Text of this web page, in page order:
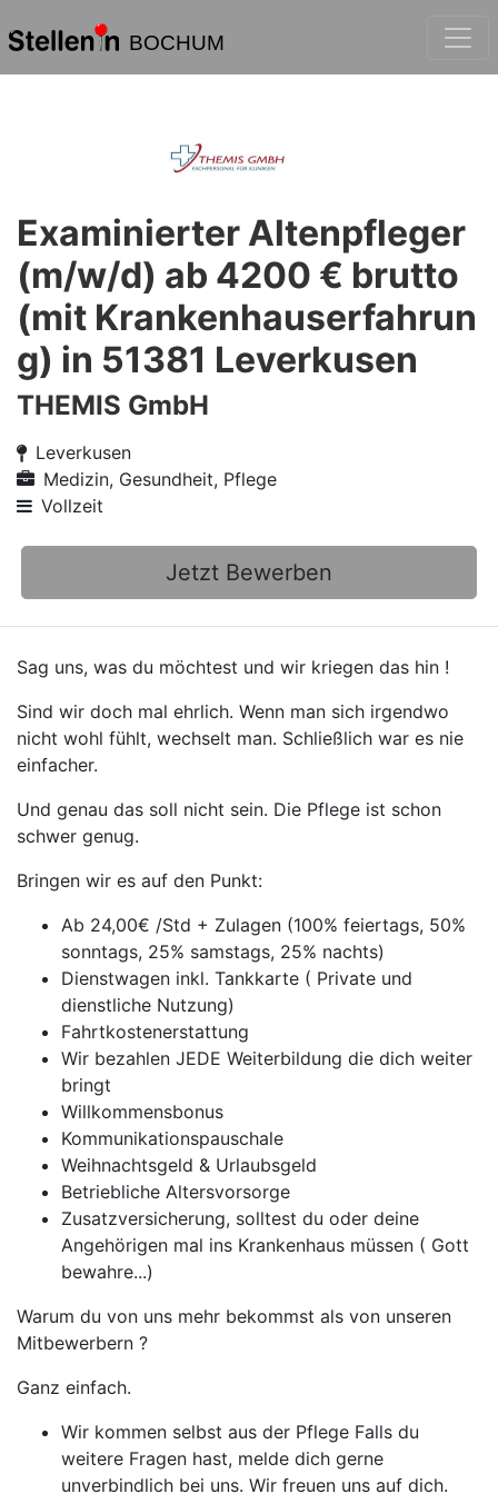
BOCHUM
Examinierter Altenpfleger
(m/w/d) ab 4200 € brutto
(mit Krankenhauserfahrun
g) in 51381 Leverkusen
THEMIS GmbH
Leverkusen
Medizin, Gesundheit, Pflege
Vollzeit
Jetzt Bewerben
Sag uns, was du möchtest und wir kriegen das hin !
Sind wir doch mal ehrlich. Wenn man sich irgendwo
nicht wohl fühlt, wechselt man. Schließlich war es nie
einfacher.
Und genau das soll nicht sein. Die Pflege ist schon
schwer genug.
Bringen wir es auf den Punkt:
Ab 24,00€ /Std + Zulagen (100% feiertags, 50%
sonntags, 25% samstags, 25% nachts)
Dienstwagen inkl. Tankkarte ( Private und
dienstliche Nutzung)
Fahrtkostenerstattung
Wir bezahlen JEDE Weiterbildung die dich weiter
bringt
Willkommensbonus
Kommunikationspauschale
Weihnachtsgeld & Urlaubsgeld
Betriebliche Altersvorsorge
Zusatzversicherung, solltest du oder deine
Angehörigen mal ins Krankenhaus müssen ( Gott
bewahre...)
Warum du von uns mehr bekommst als von unseren
Mitbewerbern ?
Ganz einfach.
Wir kommen selbst aus der Pflege Falls du
weitere Fragen hast, melde dich gerne
unverbindlich bei uns. Wir freuen uns auf dich.